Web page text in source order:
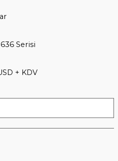
Serisi
+ KDV